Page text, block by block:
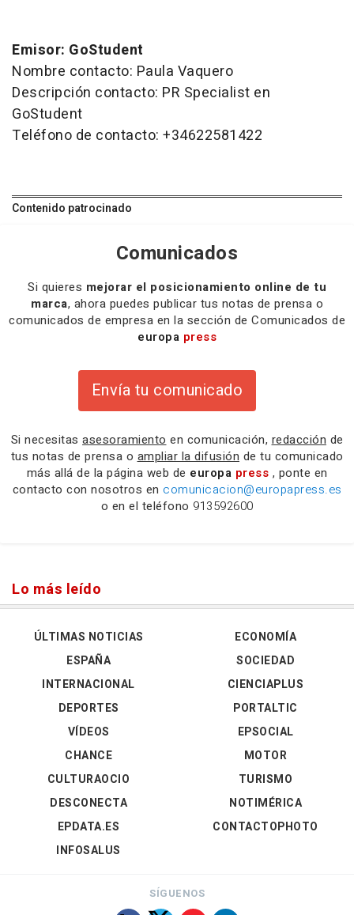
Emisor: GoStudent
Nombre contacto: Paula Vaquero
Descripción contacto: PR Specialist en
GoStudent
Teléfono de contacto: +34622581422
Contenido patrocinado
Comunicados
Si quieres mejorar el posicionamiento online de tu
marca, ahora puedes publicar tus notas de prensa o
comunicados de empresa en la sección de Comunicados de
europa press
Envía tu comunicado
Si necesitas asesoramiento en comunicación, redacción de
tus notas de prensa o ampliar la difusión de tu comunicado
más allá de la página web de europa press , ponte en
contacto con nosotros en comunicacion@europapress.es
o en el teléfono 913592600
Lo más leído
ÚLTIMAS NOTICIAS
ESPAÑA
INTERNACIONAL
DEPORTES
VÍDEOS
ECONOMÍA
SOCIEDAD
CIENCIAPLUS
PORTALTIC
EPSOCIAL
CHANCE
CULTURAOCIO
DESCONECTA
EPDATA.ES
INFOSALUS
MOTOR
TURISMO
NOTIMÉRICA
CONTACTOPHOTO
SÍGUENOS